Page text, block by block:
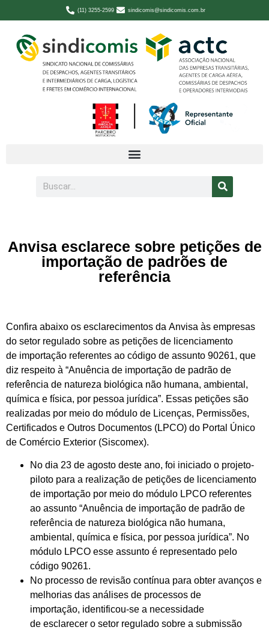
(11) 3255-2599 sindicomis@sindicomis.com.br
Anvisa esclarece sobre petições de
importação de padrões de
referência
Confira abaixo os esclarecimentos da Anvisa às empresas
do setor regulado sobre as petições de icenciamento
de importação referentes ao código de assunto 90261, que
diz respeito à “Anuência de importação de padrão de
referência de natureza biológica não humana, ambiental,
química e física, por pessoa jurídica”. Essas petições são
realizadas por meio do módulo de Licenças, Permissões,
Certificados e Outros Documentos (LPCO) do Portal Único
de Comércio Exterior (Siscomex).
No dia 23 de agosto deste ano, foi iniciado o projeto-
piloto para a realização de petições de icenciamento
de importação por meio do módulo LPCO referentes
ao assunto “Anuência de importação de padrão de
referência de natureza biológica não humana,
ambiental, química e física, por pessoa jurídica”. No
módulo LPCO esse assunto é representado pel o
código 90261.
No processo de revisão contínua para obter avanços e
melhorias das análises de processos de
importação, identificou-se a necessidade
de esclarecer o setor regulado sobre a submissão